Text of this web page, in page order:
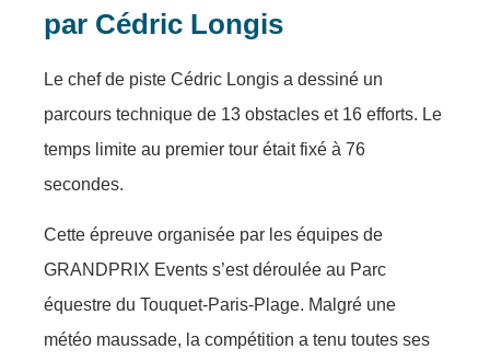
par Cédric Longis
Le chef de piste Cédric Longis a dessiné un
parcours technique de 13 obstacles et 16 efforts. Le
temps limite au premier tour était fixé à 76
secondes.
Cette épreuve organisée par les équipes de
GRANDPRIX Events s’est déroulée au Parc
équestre du Touquet-Paris-Plage. Malgré une
météo maussade, la compétition a tenu toutes ses